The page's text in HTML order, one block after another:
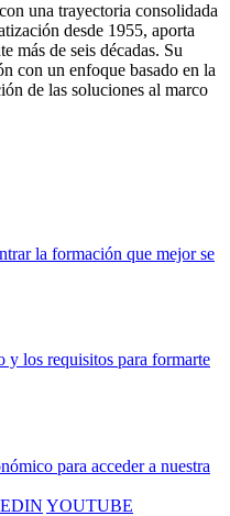
una trayectoria consolidada
desde 1955, aporta
más de seis décadas. Su
con un enfoque basado en la
de las soluciones al marco
la formación que mejor se
y los requisitos para formarte
para acceder a nuestra
YOUTUBE